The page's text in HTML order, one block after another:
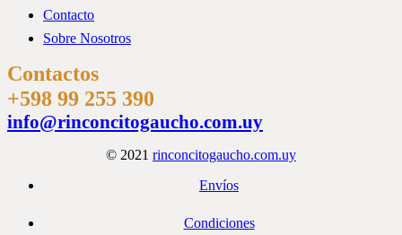
Contacto
Sobre Nosotros
Contactos
+598 99 255 390
info@rinconcitogaucho.com.uy
© 2021 rinconcitogaucho.com.uy
Envíos
Condiciones